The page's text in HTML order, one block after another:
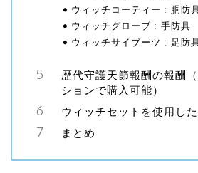
ウィッチコーティー : 胴防
ウィッチグローブ : 手防具
ウィッチサイブーツ : 足防
歴代守護天節報酬の報酬
ションで購入可能）
ウィッチセットを使用し
まとめ